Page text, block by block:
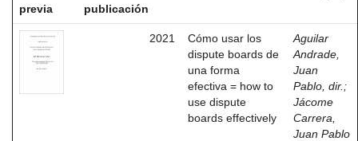
previa
publicación
2021
Cómo usar los
dispute boards de
una forma
efectiva = how to
use dispute
boards effectively
Aguilar
Andrade,
Juan
Pablo, dir. ;
Jácome
Carrera,
Juan Pablo